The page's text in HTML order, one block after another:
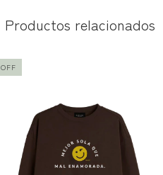
Productos relacionados
OFF